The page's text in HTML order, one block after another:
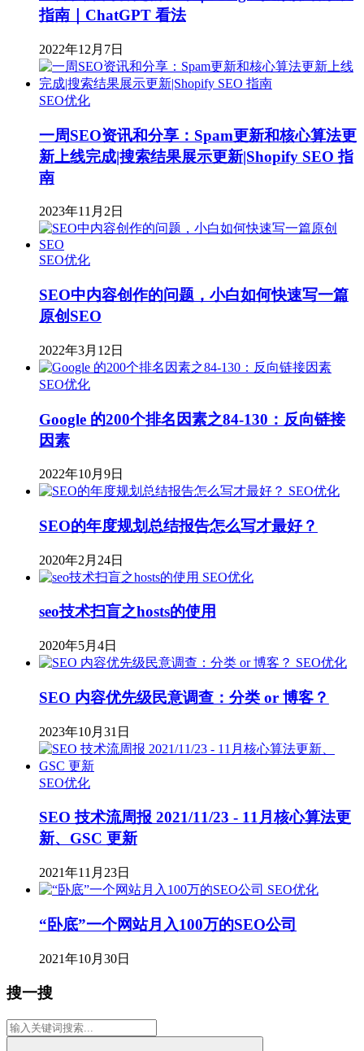
指南｜ChatGPT 看法
2022年12月7日
SEO优化
一周SEO资讯和分享：Spam更新和核心算法更
新上线完成|搜索结果展示更新|Shopify SEO 指
南
2023年11月2日
SEO优化
SEO中内容创作的问题，小白如何快速写一篇
原创SEO
2022年3月12日
SEO优化
Google 的200个排名因素之84-130：反向链接
因素
2022年10月9日
SEO优化
SEO的年度规划总结报告怎么写才最好？
2020年2月24日
SEO优化
seo技术扫盲之hosts的使用
2020年5月4日
SEO优化
SEO 内容优先级民意调查：分类 or 博客？
2023年10月31日
SEO优化
SEO 技术流周报 2021/11/23 - 11月核心算法更
新、GSC 更新
2021年11月23日
SEO优化
“卧底”一个网站月入100万的SEO公司
2021年10月30日
搜一搜